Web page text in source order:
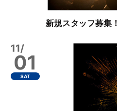
新規スタッフ募集！
11/
01
SAT